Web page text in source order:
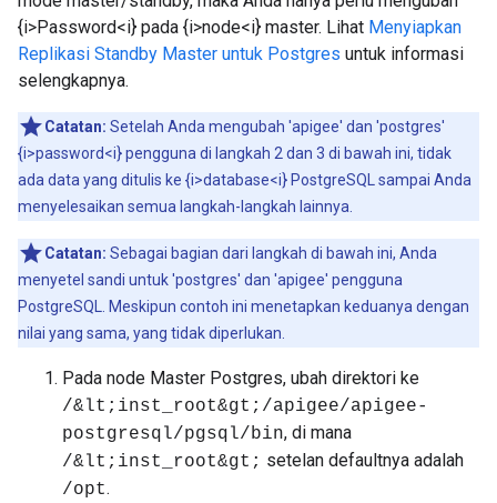
{i>Password<i} pada {i>node<i} master. Lihat Menyiapkan
Replikasi Standby Master untuk Postgres untuk informasi
selengkapnya.
Catatan: Setelah Anda mengubah 'apigee' dan 'postgres'
{i>password<i} pengguna di langkah 2 dan 3 di bawah ini, tidak
ada data yang ditulis ke {i>database<i} PostgreSQL sampai Anda
menyelesaikan semua langkah-langkah lainnya.
Catatan: Sebagai bagian dari langkah di bawah ini, Anda
menyetel sandi untuk 'postgres' dan 'apigee' pengguna
PostgreSQL. Meskipun contoh ini menetapkan keduanya dengan
nilai yang sama, yang tidak diperlukan.
Pada node Master Postgres, ubah direktori ke
/&lt;inst_root&gt;/apigee/apigee-
postgresql/pgsql/bin, di mana
/&lt;inst_root&gt; setelan defaultnya adalah
/opt.